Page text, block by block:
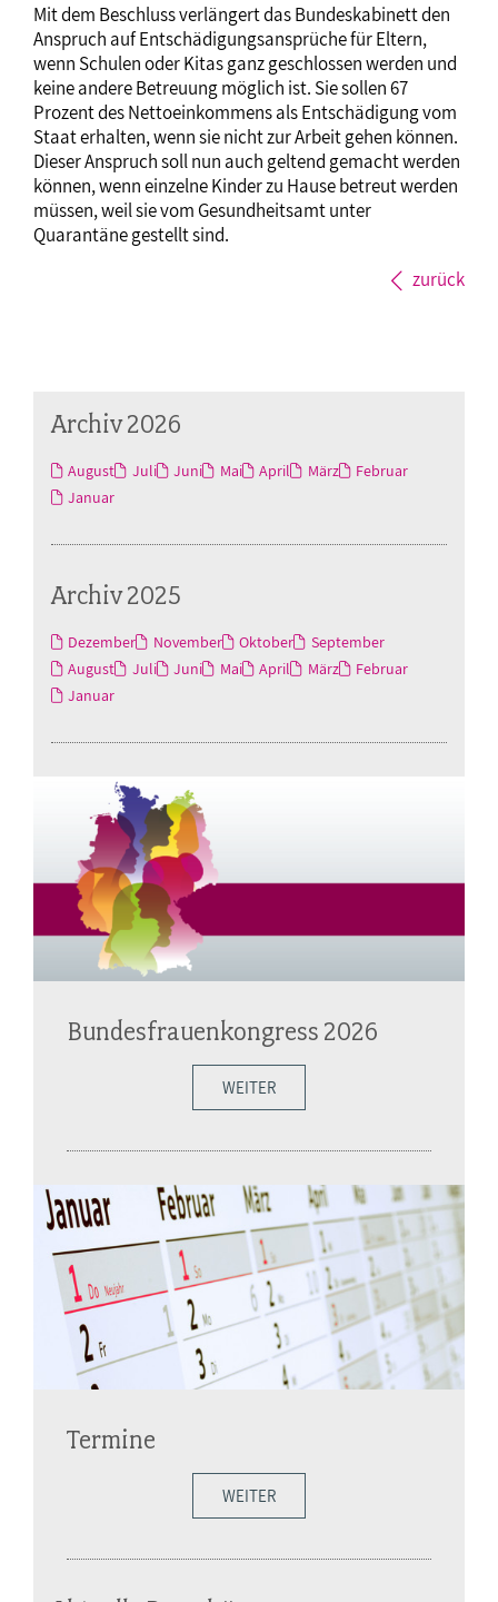
Mit dem Beschluss verlängert das Bundeskabinett den
Anspruch auf Entschädigungsansprüche für Eltern,
wenn Schulen oder Kitas ganz geschlossen werden und
keine andere Betreuung möglich ist. Sie sollen 67
Prozent des Nettoeinkommens als Entschädigung vom
Staat erhalten, wenn sie nicht zur Arbeit gehen können.
Dieser Anspruch soll nun auch geltend gemacht werden
können, wenn einzelne Kinder zu Hause betreut werden
müssen, weil sie vom Gesundheitsamt unter
Quarantäne gestellt sind.
zurück
Archiv 2026
August Juli Juni Mai April März
Februar
Januar
Archiv 2025
Dezember November Oktober
September
August
Juli Juni Mai April März
Februar
Januar
Bundesfrauenkongress 2026
WEITER
Termine
WEITER